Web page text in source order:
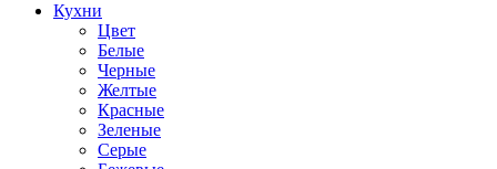
Кухни
Цвет
Белые
Черные
Желтые
Красные
Зеленые
Серые